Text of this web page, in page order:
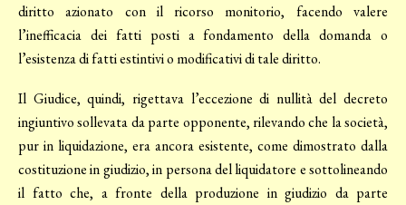
diritto azionato con il ricorso monitorio, facendo valere
l’inefficacia dei fatti posti a fondamento della domanda o
l’esistenza di fatti estintivi o modificativi di tale diritto.
Il Giudice, quindi, rigettava l’eccezione di nullità del decreto
ingiuntivo sollevata da parte opponente, rilevando che la società,
pur in liquidazione, era ancora esistente, come dimostrato dalla
costituzione in giudizio, in persona del liquidatore e sottolineando
il fatto che, a fronte della produzione in giudizio da parte